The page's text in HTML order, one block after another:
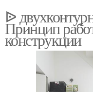
ᐉ
Принцип
конструкции